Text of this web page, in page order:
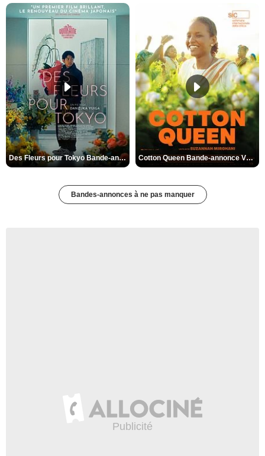
Des Fleurs pour Tokyo Bande-annonce VO STFR Cotton Queen Bande-annonce VO STFR
Bandes-annonces à ne pas manquer